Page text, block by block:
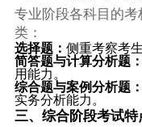
专业阶段各科目的
类：
选择题： 侧重考察考
简答题与计算分析题：
用能力。
综合题与案例分析题：
实务分析能力。
三、综合阶段考试特